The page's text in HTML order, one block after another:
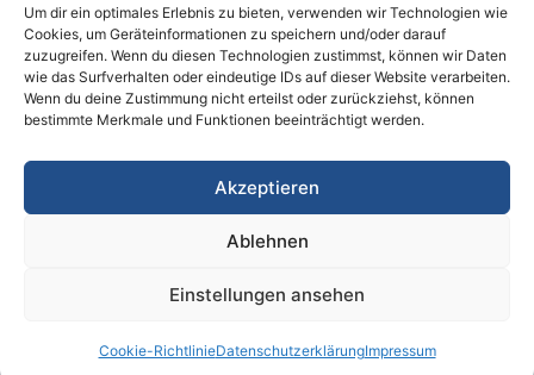
Um dir ein optimales Erlebnis zu bieten, verwenden wir Technologien wie
Cookies, um Geräteinformationen zu speichern und/oder darauf
zuzugreifen. Wenn du diesen Technologien zustimmst, können wir Daten
wie das Surfverhalten oder eindeutige IDs auf dieser Website verarbeiten.
Wenn du deine Zustimmung nicht erteilst oder zurückziehst, können
bestimmte Merkmale und Funktionen beeinträchtigt werden.
Akzeptieren
Ablehnen
Einstellungen ansehen
Cookie-RichtlinieDatenschutzerklärungImpressum
Halteverbot Baustelle Einrichtung Berlin News-Blog
Halteverbot für Containeraufstellung
Halteverbot für Baustellenabsicherung
Halteverbot für die Sperrmüllabholung
Halteverbot für die Möbel- und Küchenanlieferung
Halteverbot für die Baumpflege in Berlin